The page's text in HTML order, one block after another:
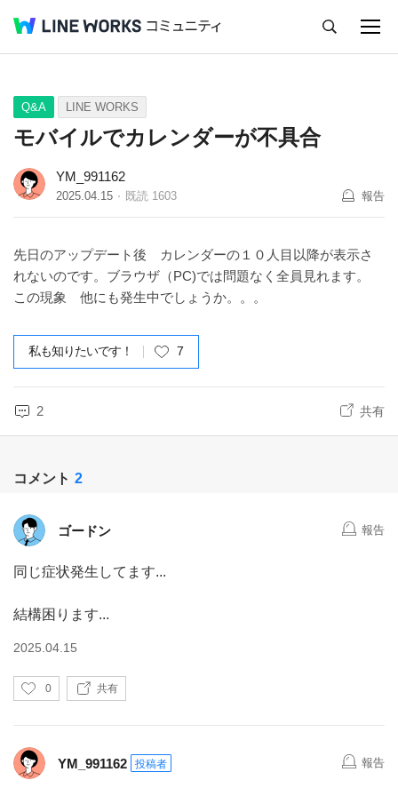
Q&A Tips Ideas
Q&A LINE WORKS
モバイルでカレンダーが不具合
YM_991162
2025.04.15 既読 1603 報告
先日のアップデート後 カレンダーの１０人目以降が表示さ
れないのです。ブラウザ（PC)では問題なく全員見れます。
この現象 他にも発生中でしょうか。。。
私も知りたいです！ 7
2 共有
コメント 2
ゴードン 報告
同じ症状発生してます...
結構困ります...
2025.04.15
い
0 共有
YM_991162 投稿者 報告